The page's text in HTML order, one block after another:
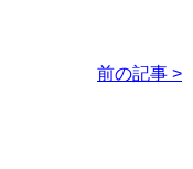
前の記事 >